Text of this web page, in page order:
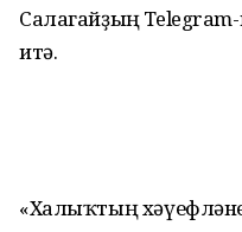
Салагайҙың
итә.
«Халыҡтың